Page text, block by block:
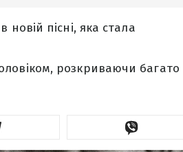
пісні, яка стала
розкриваючи багато